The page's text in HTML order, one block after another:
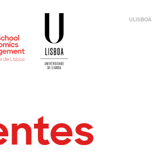
ULISBOA